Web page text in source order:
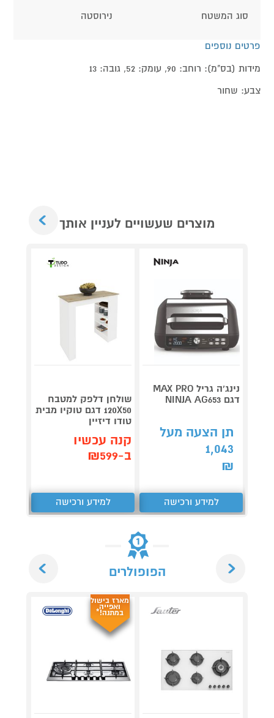
סוג המשטח נירוסטה
פרטים נוספים
מידות (בס"מ): רוחב: 90, עומק: 52, גובה: 13
צבע: שחור
מוצרים שעשויים לעניין אותך
נינג’ה גריל MAX PRO
דגם NINJA AG653
תן הצעה מעל
1,043
₪
למידע ורכישה
שולחן דלפק למטבח
120X50 דגם טוקיו מבית
טודו דיזיין
קנה עכשיו
ב-₪599
למידע ורכישה
הפופולרים
מארז בישול
ואפייה
במתנה!*